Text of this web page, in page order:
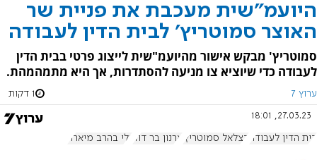
היועמ"שית מעכבת את פניית שר
האוצר סמוטריץ' לבית הדין לעבודה
סמוטריץ' מבקש אישור מהיועמ"שית לייצוג פרטי בבית הדין
לעבודה כדי שיוציא צו מניעה להסתדרות, אך היא מתמהמהת.
ערוץ 7 1 דקות
27.03.23, 18:01
בית הדין לעבודה בצלאל סמוטריץ' ארנון בר דוד גלי בהרב מיארה